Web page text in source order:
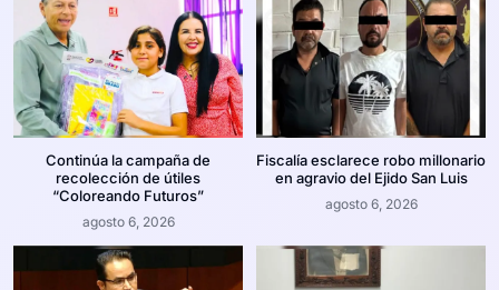
Continúa la campaña de
recolección de útiles
“Coloreando Futuros”
agosto 6, 2026
Fiscalía esclarece robo millonario
en agravio del Ejido San Luis
agosto 6, 2026